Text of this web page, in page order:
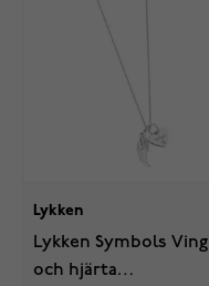
Lykken
Lykken Symbols Ving
och hjärta